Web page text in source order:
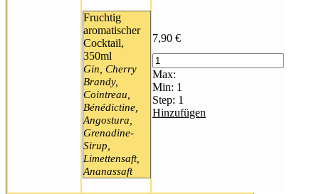
Fruchtig
aromatischer
Cocktail,
350ml
Gin, Cherry
Brandy,
Cointreau,
Bénédictine,
Angostura,
Grenadine-
Sirup,
Limettensaft,
Ananassaft
7,90 €
Max:
Min: 1
Step: 1
Hinzufügen